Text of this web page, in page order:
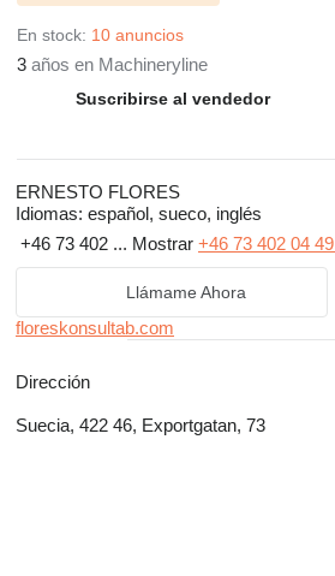
En stock: 10 anuncios
3 años en Machineryline
Suscribirse al vendedor
ERNESTO FLORES
Idiomas: español, sueco, inglés
+46 73 402 ... Mostrar +46 73 402 04 49
Llámame Ahora
floreskonsultab.com
Dirección
Suecia, 422 46, Exportgatan, 73